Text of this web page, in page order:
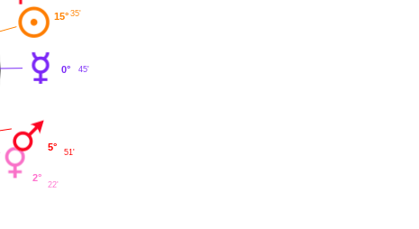
0° 45'
15° 35'
2°
22'
5° 51'